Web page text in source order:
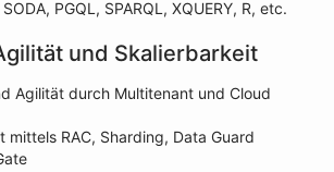
PGQL, SPARQL, XQUERY, R, etc.
und Skalierbarkeit
Agilität durch Multitenant und Cloud
mittels RAC, Sharding, Data Guard